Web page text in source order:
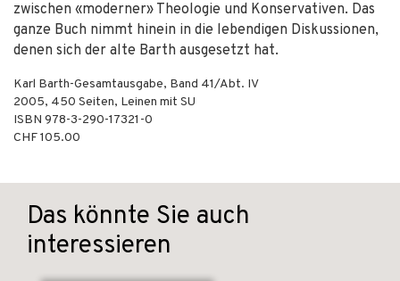
zwischen «moderner» Theologie und Konservativen. Das
ganze Buch nimmt hinein in die lebendigen Diskussionen,
denen sich der alte Barth ausgesetzt hat.
Karl Barth-Gesamtausgabe, Band 41/Abt. IV
2005, 450 Seiten, Leinen mit SU
ISBN 978-3-290-17321-0
CHF 105.00
Das könnte Sie auch
interessieren